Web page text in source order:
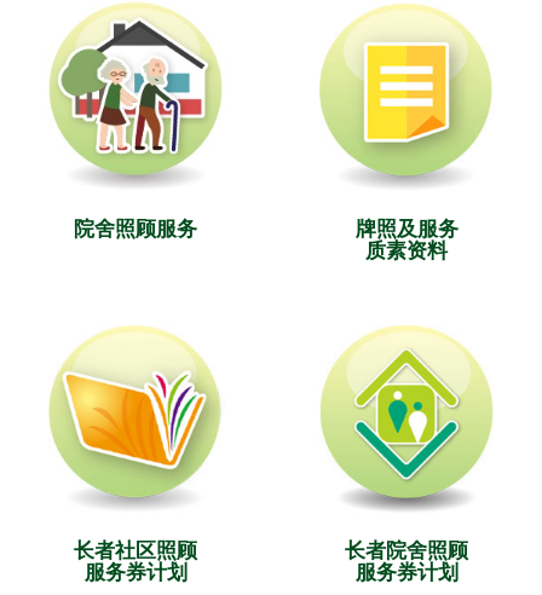
院舍照顾服务
牌照及服务
质素资料
长者社区照顾
服务券计划
长者院舍照顾
服务券计划